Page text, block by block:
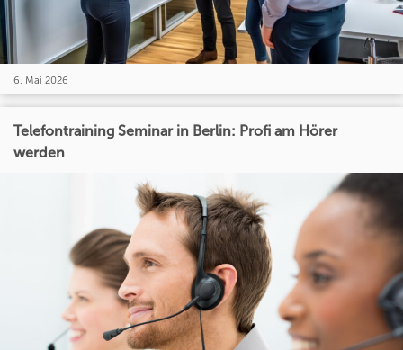
6. Mai 2026
Telefontraining Seminar in Berlin: Profi am Hörer
werden